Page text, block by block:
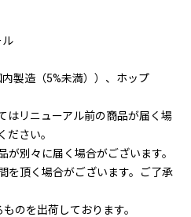
ル
製造（5%未満））、ホップ
はリニューアル前の商品が届く場
ださい。
別々に届く場合がございます。
を頂く場合がございます。ご了承
のを出荷しております。